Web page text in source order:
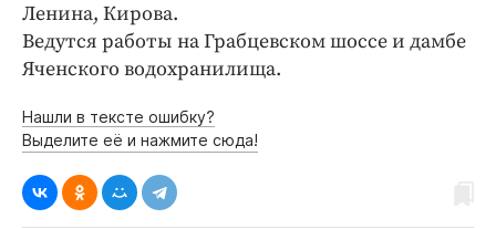
Ленина, Кирова.
Ведутся работы на Грабцевском шоссе и дамбе
Яченского водохранилища.
Нашли в тексте ошибку?
Выделите её и нажмите сюда!